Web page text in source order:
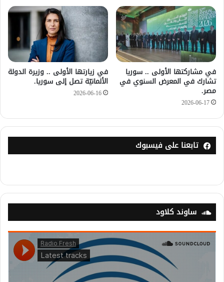
في مشاركتها الأولى .. سوريا
تشارك في المعرض السنوي في
مصر.
2026-06-17
في زيارتها الأولى .. وزيرة الدولة
الألمانيّة تصل إلى سوريا.
2026-06-16
تابعنا على فيسبوك
ساوند كلاود